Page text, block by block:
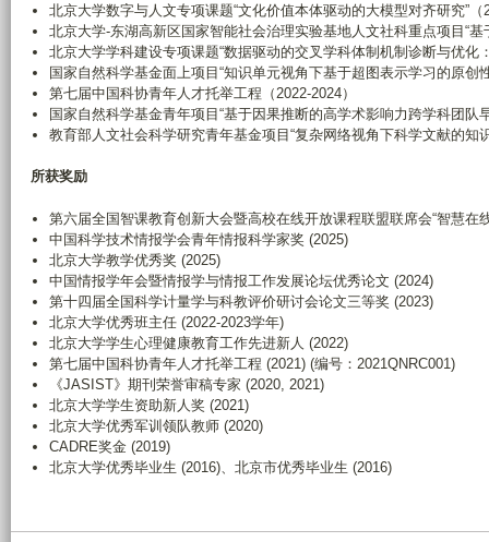
北京大学数字与人文专项课题“文化价值本体驱动的大模型对齐研究”（
北京大学-东湖高新区国家智能社会治理实验基地人文社科重点项目“
北京大学学科建设专项课题“数据驱动的交叉学科体制机制诊断与优化
国家自然科学基金面上项目“知识单元视角下基于超图表示学习的原创
第七届中国科协青年人才托举工程（2022-2024）
国家自然科学基金青年项目“基于因果推断的高学术影响力跨学科团队
教育部人文社会科学研究青年基金项目“复杂网络视角下科学文献的知
所获奖励
第六届全国智课教育创新大会暨高校在线开放课程联盟联席会“智慧在
中国科学技术情报学会青年情报科学家奖 (2025)
北京大学教学优秀奖 (2025)
中国情报学年会暨情报学与情报工作发展论坛优秀论文 (2024)
第十四届全国科学计量学与科教评价研讨会论文三等奖 (2023)
北京大学优秀班主任 (2022-2023学年)
北京大学学生心理健康教育工作先进新人 (2022)
第七届中国科协青年人才托举工程 (2021) (编号：2021QNRC001)
《JASIST》期刊荣誉审稿专家 (2020, 2021)
北京大学学生资助新人奖 (2021)
北京大学优秀军训领队教师 (2020)
CADRE奖金 (2019)
北京大学优秀毕业生 (2016)、北京市优秀毕业生 (2016)